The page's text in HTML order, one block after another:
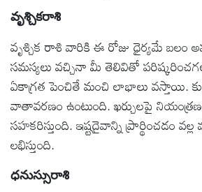
వృశ్చికరాశి
వృశ్చిక రాశి వారికి ఈ రోజు ధైర్యమే బలం
సమస్యలు వచ్చినా మీ తెలివితో
ఏకాగ్రత పెంచితే మంచి లాభాలు వస్తాయి.
వాతావరణం ఉంటుంది. ఖర్చులపై
సహకరిస్తుంది. ఇష్టదైవాన్ని ప్రార్థించడం
లభిస్తుంది.
ధనుస్సురాశి